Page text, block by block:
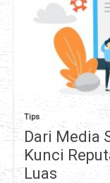
Tips
Dari Media
Kunci
Luas